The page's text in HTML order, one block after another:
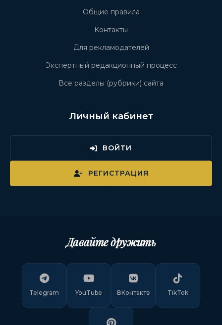
Общие правила
Контакты
Для рекламодателей
Экспертный редакционный процесс
Все разделы (рубрики) сайта
Личный кабинет
ВОЙТИ
РЕГИСТРАЦИЯ
Давайте дружить
Telegram YouTube ВКонтакте TikTok